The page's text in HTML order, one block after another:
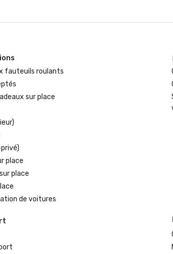
fauteuils roulants
sur place
place
place
de voitures